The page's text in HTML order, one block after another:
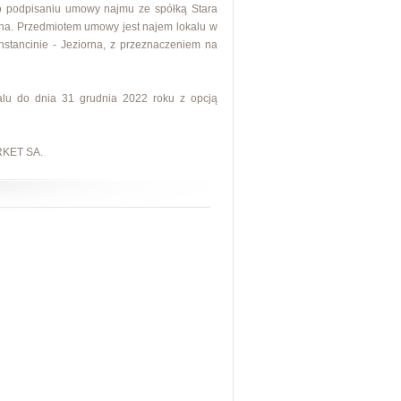
umowy najmu ze spółką Stara
Przedmiotem umowy jest najem lokalu w
- Jeziorna, z przeznaczeniem na
do dnia 31 grudnia 2022 roku z opcją
SA.